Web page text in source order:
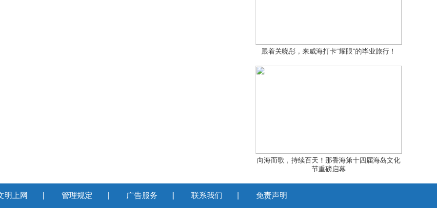
跟着关晓彤，来威海打卡“耀眼”的毕业旅行！
向海而歌，持续百天！那香海第十四届海岛文化
节重磅启幕
明上网 管理规定 广告服务 联系我们 免责声明